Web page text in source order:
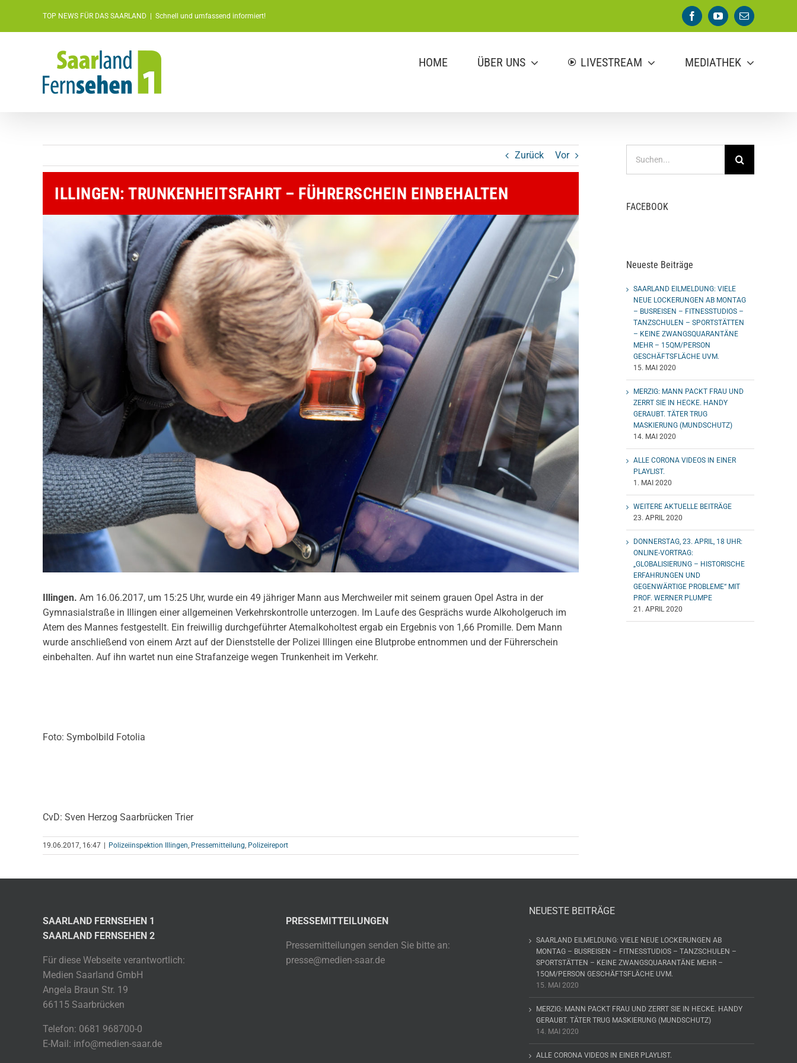
TOP NEWS FÜR DAS SAARLAND Schnell und umfassend informiert! FacebookYouTube
E-
Mail
HOME ÜBER UNS LIVESTREAM MEDIATHEK
Zurück Vor
ILLINGEN: TRUNKENHEITSFAHRT – FÜHRERSCHEIN EINBEHALTEN
Illingen. Am 16.06.2017, um 15:25 Uhr, wurde ein 49 jähriger Mann aus Merchweiler mit seinem grauen Opel Astra in der
Gymnasialstraße in Illingen einer allgemeinen Verkehrskontrolle unterzogen. Im Laufe des Gesprächs wurde Alkoholgeruch im
Atem des Mannes festgestellt. Ein freiwillig durchgeführter Atemalkoholtest ergab ein Ergebnis von 1,66 Promille. Dem Mann
wurde anschließend von einem Arzt auf der Dienststelle der Polizei Illingen eine Blutprobe entnommen und der Führerschein
einbehalten. Auf ihn wartet nun eine Strafanzeige wegen Trunkenheit im Verkehr.
Foto: Symbolbild Fotolia
CvD: Sven Herzog Saarbrücken Trier
19.06.2017, 16:47 | Polizeiinspektion Illingen Pressemitteilung Polizeireport
nach:
FACEBOOK
Neueste Beiträge
SAARLAND EILMELDUNG: VIELE
NEUE LOCKERUNGEN AB MONTAG
– BUSREISEN – FITNESSTUDIOS –
TANZSCHULEN – SPORTSTÄTTEN
– KEINE ZWANGSQUARANTÄNE
MEHR – 15QM/PERSON
GESCHÄFTSFLÄCHE UVM.
15. MAI 2020
MERZIG: MANN PACKT FRAU UND
ZERRT SIE IN HECKE. HANDY
GERAUBT. TÄTER TRUG
MASKIERUNG (MUNDSCHUTZ)
14. MAI 2020
ALLE CORONA VIDEOS IN EINER
PLAYLIST.
1. MAI 2020
WEITERE AKTUELLE BEITRÄGE
23. APRIL 2020
DONNERSTAG, 23. APRIL, 18 UHR:
ONLINE-VORTRAG:
„GLOBALISIERUNG – HISTORISCHE
ERFAHRUNGEN UND
GEGENWÄRTIGE PROBLEME“ MIT
PROF. WERNER PLUMPE
21. APRIL 2020
SAARLAND FERNSEHEN 1
SAARLAND FERNSEHEN 2
Für diese Webseite verantwortlich:
Medien Saarland GmbH
Angela Braun Str. 19
66115 Saarbrücken
Telefon: 0681 968700-0
E-Mail: info@medien-saar.de
PRESSEMITTEILUNGEN
Pressemitteilungen senden Sie bitte an:
presse@medien-saar.de
NEUESTE BEITRÄGE
SAARLAND EILMELDUNG: VIELE NEUE LOCKERUNGEN AB
MONTAG – BUSREISEN – FITNESSTUDIOS – TANZSCHULEN –
SPORTSTÄTTEN – KEINE ZWANGSQUARANTÄNE MEHR –
15QM/PERSON GESCHÄFTSFLÄCHE UVM.
15. MAI 2020
MERZIG: MANN PACKT FRAU UND ZERRT SIE IN HECKE. HANDY
GERAUBT. TÄTER TRUG MASKIERUNG (MUNDSCHUTZ)
14. MAI 2020
ALLE CORONA VIDEOS IN EINER PLAYLIST.